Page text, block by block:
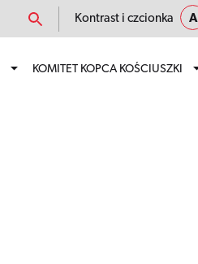
Kontrast i czcionka A
KOMITET KOPCA KOŚCIUSZKI